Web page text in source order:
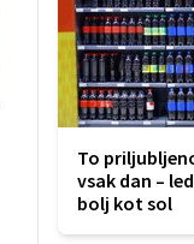
To
vsak dan –
bolj kot sol